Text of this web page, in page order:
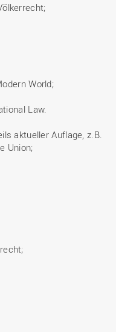
World;
Law.
aktueller Auflage, z.B.
Union;